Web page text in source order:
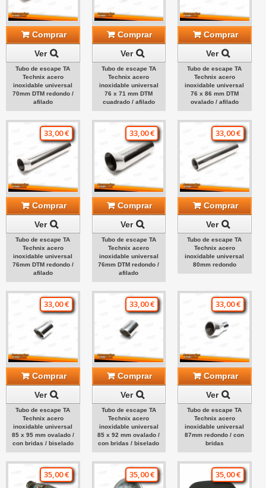
Comprar
Ver
Tubo de escape TA
Technix acero
inoxidable universal
70mm DTM redondo /
afilado
Comprar
Ver
Tubo de escape TA
Technix acero
inoxidable universal
76 x 71 mm DTM
cuadrado / afilado
Comprar
Ver
Tubo de escape TA
Technix acero
inoxidable universal
76 x 86 mm DTM
ovalado / afilado
33,00 €
Comprar
Ver
Tubo de escape TA
Technix acero
inoxidable universal
76mm DTM redondo /
afilado
33,00 €
Comprar
Ver
Tubo de escape TA
Technix acero
inoxidable universal
76mm DTM redondo /
afilado
33,00 €
Comprar
Ver
Tubo de escape TA
Technix acero
inoxidable universal
80mm redondo
33,00 €
Comprar
Ver
Tubo de escape TA
Technix acero
inoxidable universal
85 x 95 mm ovalado /
con bridas / biselado
33,00 €
Comprar
Ver
Tubo de escape TA
Technix acero
inoxidable universal
85 x 92 mm ovalado /
con bridas / biselado
33,00 €
Comprar
Ver
Tubo de escape TA
Technix acero
inoxidable universal
87mm redondo / con
bridas
35,00 € 35,00 € 35,00 €